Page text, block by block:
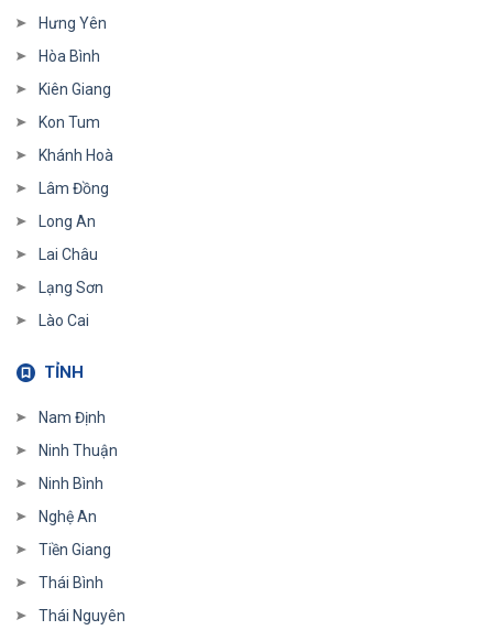
Hưng Yên
Hòa Bình
Kiên Giang
Kon Tum
Khánh Hoà
Lâm Đồng
Long An
Lai Châu
Lạng Sơn
Lào Cai
TỈNH
Nam Định
Ninh Thuận
Ninh Bình
Nghệ An
Tiền Giang
Thái Bình
Thái Nguyên